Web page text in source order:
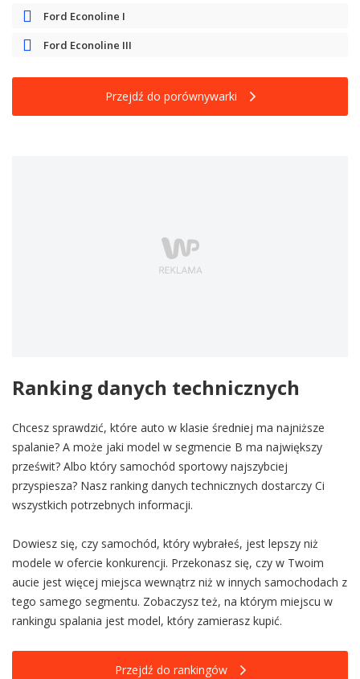
Ford Econoline I
Ford Econoline III
Przejdź do porównywarki
Ranking danych technicznych
Chcesz sprawdzić, które auto w klasie średniej ma najniższe
spalanie? A może jaki model w segmencie B ma największy
prześwit? Albo który samochód sportowy najszybciej
przyspiesza? Nasz ranking danych technicznych dostarczy Ci
wszystkich potrzebnych informacji.
Dowiesz się, czy samochód, który wybrałeś, jest lepszy niż
modele w ofercie konkurencji. Przekonasz się, czy w Twoim
aucie jest więcej miejsca wewnątrz niż w innych samochodach z
tego samego segmentu. Zobaczysz też, na którym miejscu w
rankingu spalania jest model, który zamierasz kupić.
Przejdź do rankingów